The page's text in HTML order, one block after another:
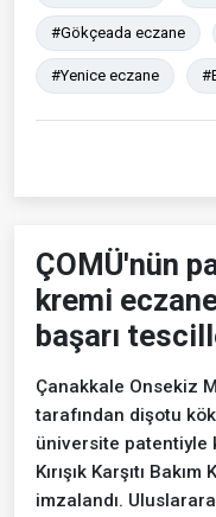
#Gökçeada eczane
#Yenice eczane
ÇOMÜ'nün
kremi
başarı
Çanakkale Onsekiz
tarafından dişotu
üniversite patentiyle
Kırışık Karşıtı
imzalandı.